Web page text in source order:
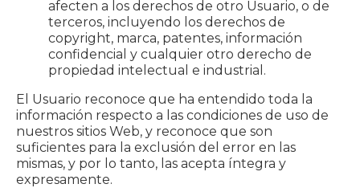
afecten a los derechos de otro Usuario, o de
terceros, incluyendo los derechos de
copyright, marca, patentes, información
confidencial y cualquier otro derecho de
propiedad intelectual e industrial.
El Usuario reconoce que ha entendido toda la
información respecto a las condiciones de uso de
nuestros sitios Web, y reconoce que son
suficientes para la exclusión del error en las
mismas, y por lo tanto, las acepta íntegra y
expresamente.